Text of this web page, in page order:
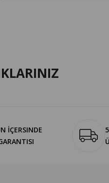
İÇERSINDE